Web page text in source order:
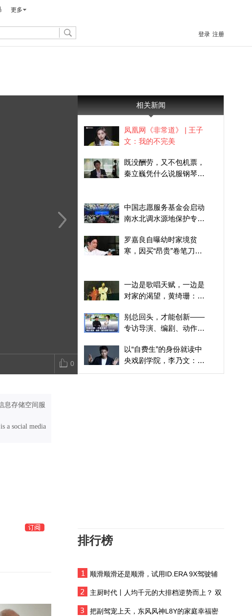
更多
登录 注册
从小警员成长为“影帝”，
张家辉：有机会熬出头，
《镖人》海外口碑火了，
武侠电影打动外国人的是
0
相关新闻
凤凰网《非常道》 | 王子
文：我的不完美
既没酬劳，又不包机票，
秦立巍凭什么说服钢琴伴
中国志愿服务基金会启动
南水北调水源地保护专项
罗嘉良自曝幼时家境贫
寒，因买“昂贵”卷笔刀被
一边是歌唱天赋，一边是
对家的渴望，黄绮珊：两
别总回头，才能创新——
专访导演、编剧、动作指
以“自费生”的身份就读中
央戏剧学院，李乃文：这
成为鞭策我的动力
了
高度坦然面对身体机能下
不敢做了，但没有年龄焦
虑
从影数十年创造许多经典
息存储空间服
a social media
排行榜
顺滑顺滑还是顺滑，试用ID.ERA 9X驾驶辅
主厨时代丨人均千元的大排档逆势而上？ 双
把副驾宠上天，东风风神L8Y的家庭幸福密